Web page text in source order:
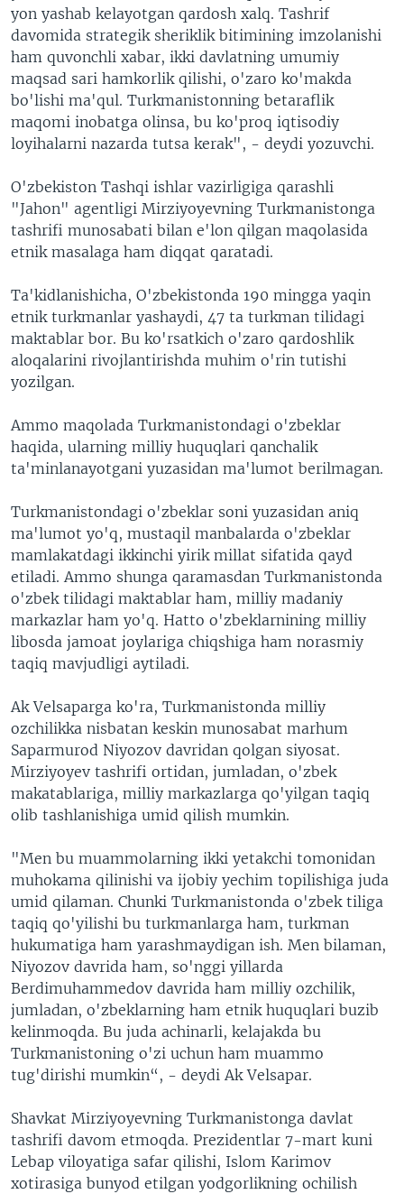
yon yashab kelayotgan qardosh xalq. Tashrif
davomida strategik sheriklik bitimining imzolanishi
ham quvonchli xabar, ikki davlatning umumiy
maqsad sari hamkorlik qilishi, o'zaro ko'makda
bo'lishi ma'qul. Turkmanistonning betaraflik
maqomi inobatga olinsa, bu ko'proq iqtisodiy
loyihalarni nazarda tutsa kerak", - deydi yozuvchi.
O'zbekiston Tashqi ishlar vazirligiga qarashli
"Jahon" agentligi Mirziyoyevning Turkmanistonga
tashrifi munosabati bilan e'lon qilgan maqolasida
etnik masalaga ham diqqat qaratadi.
Ta'kidlanishicha, O'zbekistonda 190 mingga yaqin
etnik turkmanlar yashaydi, 47 ta turkman tilidagi
maktablar bor. Bu ko'rsatkich o'zaro qardoshlik
aloqalarini rivojlantirishda muhim o'rin tutishi
yozilgan.
Ammo maqolada Turkmanistondagi o'zbeklar
haqida, ularning milliy huquqlari qanchalik
ta'minlanayotgani yuzasidan ma'lumot berilmagan.
Turkmanistondagi o'zbeklar soni yuzasidan aniq
ma'lumot yo'q, mustaqil manbalarda o'zbeklar
mamlakatdagi ikkinchi yirik millat sifatida qayd
etiladi. Ammo shunga qaramasdan Turkmanistonda
o'zbek tilidagi maktablar ham, milliy madaniy
markazlar ham yo'q. Hatto o'zbeklarnining milliy
libosda jamoat joylariga chiqshiga ham norasmiy
taqiq mavjudligi aytiladi.
Ak Velsaparga ko'ra, Turkmanistonda milliy
ozchilikka nisbatan keskin munosabat marhum
Saparmurod Niyozov davridan qolgan siyosat.
Mirziyoyev tashrifi ortidan, jumladan, o'zbek
makatablariga, milliy markazlarga qo'yilgan taqiq
olib tashlanishiga umid qilish mumkin.
"Men bu muammolarning ikki yetakchi tomonidan
muhokama qilinishi va ijobiy yechim topilishiga juda
umid qilaman. Chunki Turkmanistonda o'zbek tiliga
taqiq qo'yilishi bu turkmanlarga ham, turkman
hukumatiga ham yarashmaydigan ish. Men bilaman,
Niyozov davrida ham, so'nggi yillarda
Berdimuhammedov davrida ham milliy ozchilik,
jumladan, o'zbeklarning ham etnik huquqlari buzib
kelinmoqda. Bu juda achinarli, kelajakda bu
Turkmanistoning o'zi uchun ham muammo
tug'dirishi mumkin“, - deydi Ak Velsapar.
Shavkat Mirziyoyevning Turkmanistonga davlat
tashrifi davom etmoqda. Prezidentlar 7-mart kuni
Lebap viloyatiga safar qilishi, Islom Karimov
xotirasiga bunyod etilgan yodgorlikning ochilish